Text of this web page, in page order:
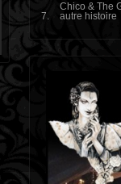
Chico & The
autre histoire